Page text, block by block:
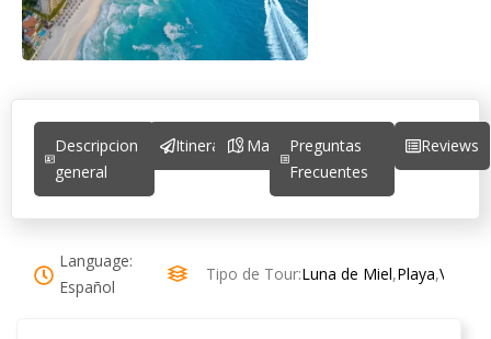
Descripcion
general
Itinerario Mapa
Preguntas
Frecuentes
Reviews
Language:
Español
Tipo de Tour:Luna de Miel,Playa,